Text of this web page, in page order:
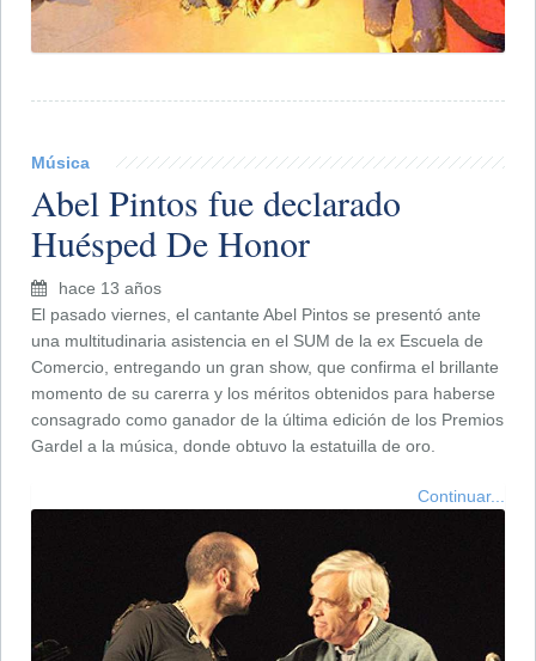
Música
Abel Pintos fue declarado
Huésped De Honor
hace 13 años
El pasado viernes, el cantante Abel Pintos se presentó ante
una multitudinaria asistencia en el SUM de la ex Escuela de
Comercio, entregando un gran show, que confirma el brillante
momento de su carerra y los méritos obtenidos para haberse
consagrado como ganador de la última edición de los Premios
Gardel a la música, donde obtuvo la estatuilla de oro.
Continuar...